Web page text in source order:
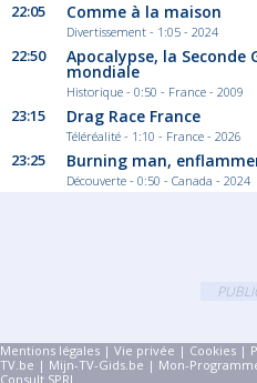
22:05 Comme à la maison
Divertissement - 1:05 - 2024
22:50 Apocalypse, la Seconde
mondiale
Historique - 0:50 - France - 2009
23:15 Drag Race France
Téléréalité - 1:10 - France - 2026
23:25 Burning man,
Découverte - 0:50 - Canada - 2024
Mentions légales | Vie privée | Cookies |
TV.be | Mijn-TV-Gids.be | Mon-
Consult SPRL